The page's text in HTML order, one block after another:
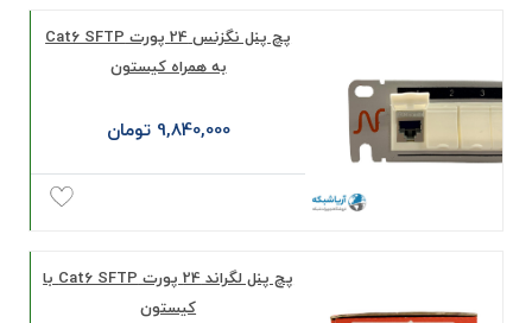
پچ پنل نگزنس 24 پورت Cat6 SFTP
به همراه کیستون
9,840,000 تومان
پچ پنل لگراند 24 پورت Cat6 SFTP با
کیستون